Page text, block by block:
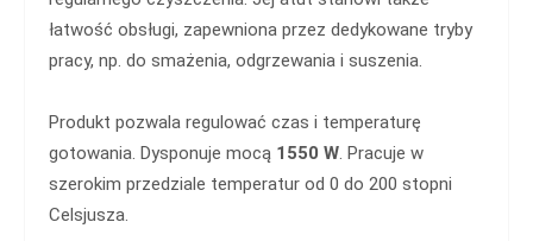
łatwość obsługi, zapewniona przez dedykowane tryby
pracy, np. do smażenia, odgrzewania i suszenia.
Produkt pozwala regulować czas i temperaturę
gotowania. Dysponuje mocą 1550 W . Pracuje w
szerokim przedziale temperatur od 0 do 200 stopni
Celsjusza.